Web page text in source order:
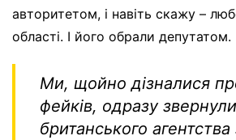
авторитетом, і навіть скажу –
області. І його обрали депутатом.
Ми, щойно дізналися
фейків, одразу
британського агентства